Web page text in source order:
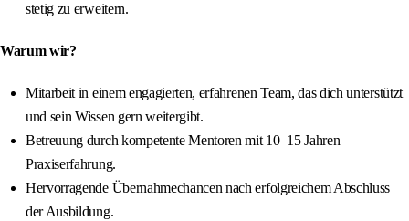
stetig zu erweitern.
Warum wir?
Mitarbeit in einem engagierten, erfahrenen Team, das dich unterstützt
und sein Wissen gern weitergibt.
Betreuung durch kompetente Mentoren mit 10–15 Jahren
Praxiserfahrung.
Hervorragende Übernahmechancen nach erfolgreichem Abschluss
der Ausbildung.